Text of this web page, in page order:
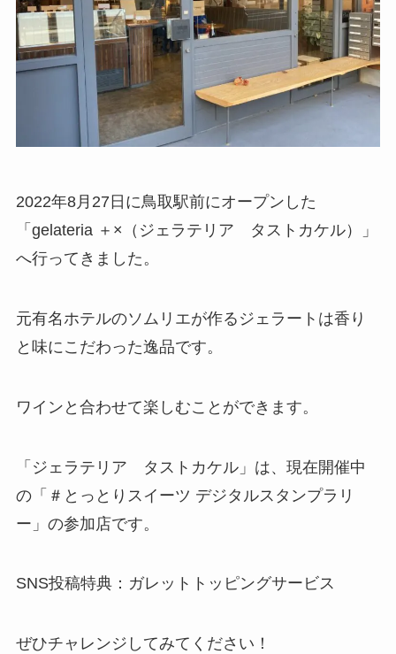
2022年8月27日に鳥取駅前にオープンした
「gelateria ＋×（ジェラテリア タストカケル）」
へ行ってきました。
元有名ホテルのソムリエが作るジェラートは香り
と味にこだわった逸品です。
ワインと合わせて楽しむことができます。
「ジェラテリア タストカケル」は、現在開催中
の「＃とっとりスイーツ デジタルスタンプラリ
ー」の参加店です。
SNS投稿特典：ガレットトッピングサービス
ぜひチャレンジしてみてください！